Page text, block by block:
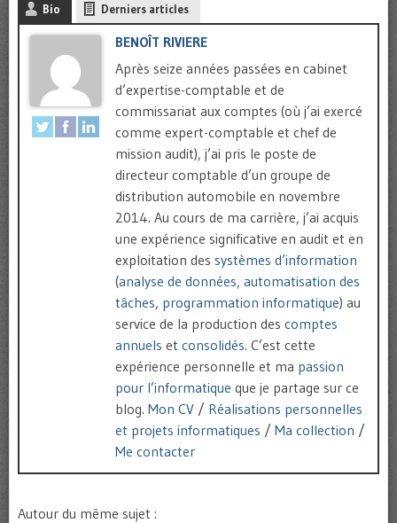
Bio Derniers articles
BENOÎT RIVIERE
Après seize années passées en cabinet
d’expertise-comptable et de
commissariat aux comptes (où j’ai exercé
comme expert-comptable et chef de
mission audit), j’ai pris le poste de
directeur comptable d’un groupe de
distribution automobile en novembre
2014. Au cours de ma carrière, j’ai acquis
une expérience significative en audit et en
exploitation des systèmes d’information
(analyse de données, automatisation des
tâches, programmation informatique) au
service de la production des comptes
annuels et consolidés. C’est cette
expérience personnelle et ma passion
pour l’informatique que je partage sur ce
blog. Mon CV / Réalisations personnelles
et projets informatiques / Ma collection /
Me contacter
Autour du même sujet :